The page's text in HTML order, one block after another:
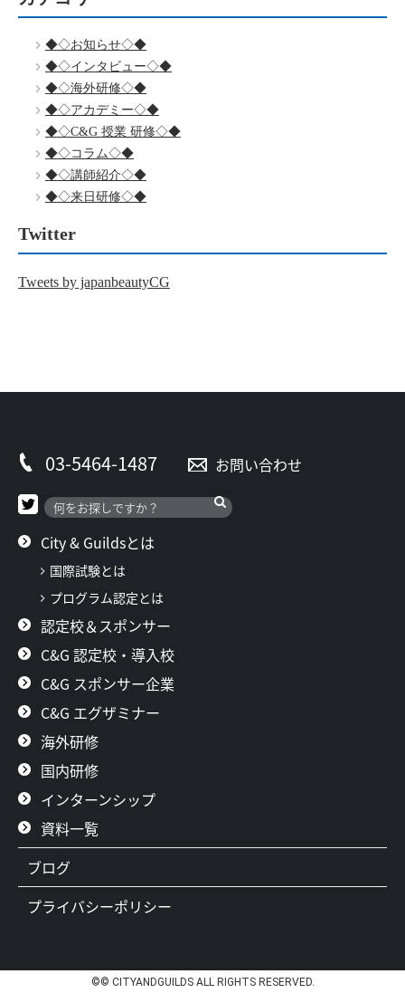
◆◇お知らせ◇◆
◆◇インタビュー◇◆
◆◇海外研修◇◆
◆◇アカデミー◇◆
◆◇C&G 授業 研修◇◆
◆◇コラム◇◆
◆◇講師紹介◇◆
◆◇来日研修◇◆
Twitter
Tweets by japanbeautyCG
03-5464-1487 お問い合わせ
City & Guildsとは
国際試験とは
プログラム認定とは
認定校＆スポンサー
C&G 認定校・導入校
C&G スポンサー企業
C&G エグザミナー
海外研修
国内研修
インターンシップ
資料一覧
ブログ
プライバシーポリシー
©© CITYANDGUILDS ALL RIGHTS RESERVED.